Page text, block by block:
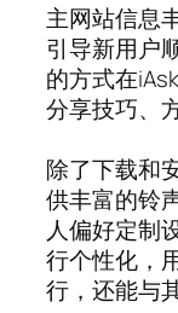
主网站信息
引导新用户
的方式在
分享技巧、
除了下载和
供丰富的铃
人偏好定制
行个性化，
行，还能与